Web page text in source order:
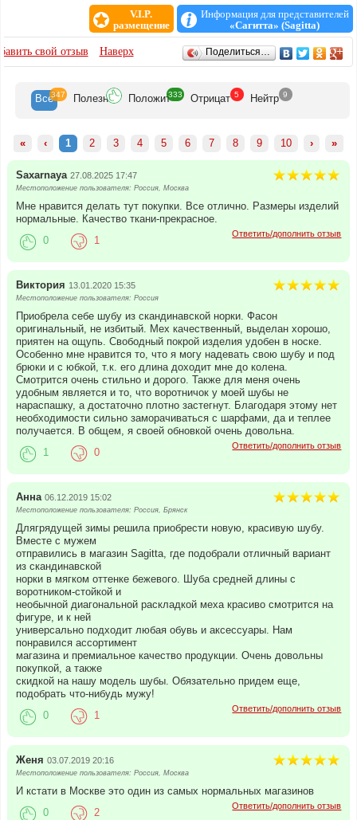
V.I.P.
размещение
Информация для представителей
«Сагитта» (Sagitta)
ОТЗЫВЫсвой отзыв Наверх Поделиться…
Все347 Полезн Положит333 Отрицат 5 Нейтр 9
« ‹ 1 2 3 4 5 6 7 8 9 10 › »
Saxarnaya 27.08.2025 17:47
Местоположение пользователя: Россия, Москва
Мне нравится делать тут покупки. Все отлично. Размеры изделий
нормальные. Качество ткани-прекрасное.
Ответить/дополнить отзыв
0 1
Виктория 13.01.2020 15:35
Местоположение пользователя: Россия
Приобрела себе шубу из скандинавской норки. Фасон
оригинальный, не избитый. Мех качественный, выделан хорошо,
приятен на ощупь. Свободный покрой изделия удобен в носке.
Особенно мне нравится то, что я могу надевать свою шубу и под
брюки и с юбкой, т.к. его длина доходит мне до колена.
Смотрится очень стильно и дорого. Также для меня очень
удобным является и то, что воротничок у моей шубы не
нараспашку, а достаточно плотно застегнут. Благодаря этому нет
необходимости сильно заморачиваться с шарфами, да и теплее
получается. В общем, я своей обновкой очень довольна.
Ответить/дополнить отзыв
1 0
Анна 06.12.2019 15:02
Местоположение пользователя: Россия, Брянск
Длягрядущей зимы решила приобрести новую, красивую шубу.
Вместе с мужем
отправились в магазин Sagitta, где подобрали отличный вариант
из скандинавской
норки в мягком оттенке бежевого. Шуба средней длины с
воротником-стойкой и
необычной диагональной раскладкой меха красиво смотрится на
фигуре, и к ней
универсально подходит любая обувь и аксессуары. Нам
понравился ассортимент
магазина и премиальное качество продукции. Очень довольны
покупкой, а также
скидкой на нашу модель шубы. Обязательно придем еще,
подобрать что-нибудь мужу!
Ответить/дополнить отзыв
0 1
Женя 03.07.2019 20:16
Местоположение пользователя: Россия, Москва
И кстати в Москве это один из самых нормальных магазинов
Ответить/дополнить отзыв
0 2